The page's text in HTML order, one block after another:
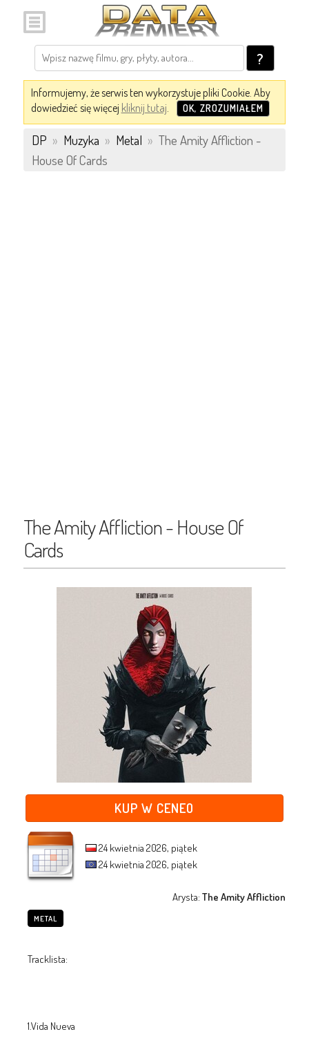
?
Informujemy, że serwis ten wykorzystuje pliki Cookie. Aby
dowiedzieć się więcej kliknij tutaj. OK, ZROZUMIAŁEM
DP » Muzyka » Metal » The Amity Affliction -
House Of Cards
The Amity Affliction - House Of
Cards
KUP W CENEO
24 kwietnia 2026, piątek
24 kwietnia 2026, piątek
Arysta:The Amity Affliction
METAL
Tracklista:
1.Vida Nueva